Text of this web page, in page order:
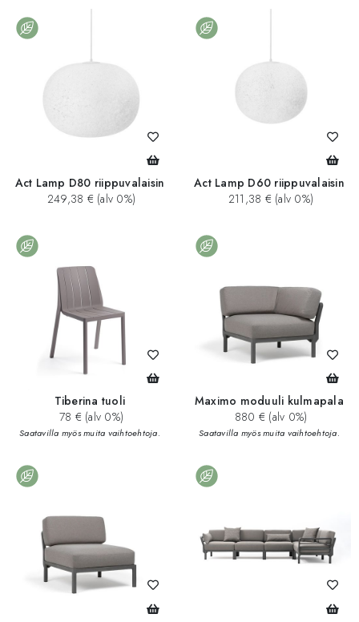
Act Lamp D80 riippuvalaisin
249,38 € (alv 0%)
Act Lamp D60 riippuvalaisin
211,38 € (alv 0%)
Tiberina tuoli
78 € (alv 0%)
Saatavilla myös muita vaihtoehtoja.
Maximo moduuli kulmapala
880 € (alv 0%)
Saatavilla myös muita vaihtoehtoja.